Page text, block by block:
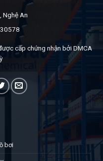
Nghệ An
cấp chứng nhận bởi DMCA
bơi